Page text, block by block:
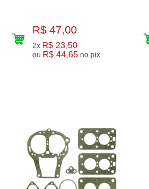
R$ 47,00
2x R$ 23,50
ou R$ 44,65 no pix